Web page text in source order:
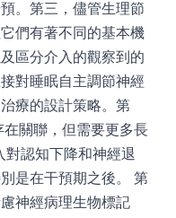
。第三，儘管生理節
們有著不同的基本機
區分介入的觀察到的
對睡眠自主調節神經
療的設計策略。第
關聯，但需要更多長
對認知下降和神經退
是在干預期之後。
第
神經病理生物標記